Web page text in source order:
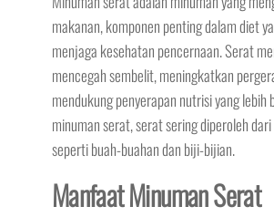
makanan, komponen penting dalam diet
menjaga kesehatan pencernaan. Serat
mencegah sembelit, meningkatkan
mendukung penyerapan nutrisi yang lebih
minuman serat, serat sering diperoleh
seperti buah-buahan dan biji-bijian.
Manfaat Minuman Serat